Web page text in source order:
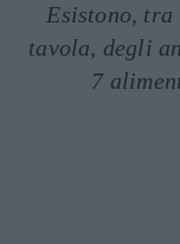
Esistono,
tavola, degli
7